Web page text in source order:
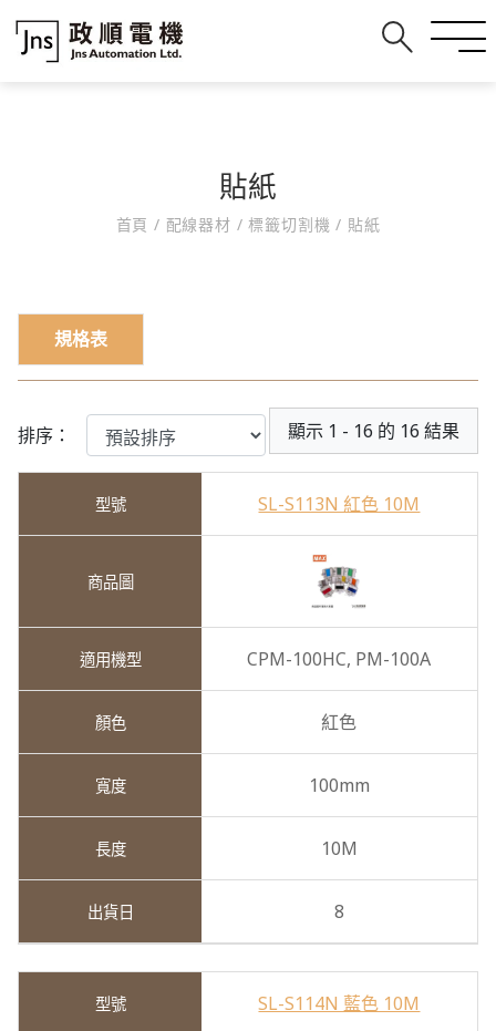
貼紙
首頁/ 配線器材 / 標籤切割機/ 貼紙
規格表
排序： 顯示 1 - 16 的 16 結果
SL-S113N 紅色 10M
CPM-100HC, PM-100A
紅色
100mm
10M
8
SL-S114N 藍色 10M